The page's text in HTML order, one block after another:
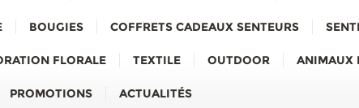
BOUGIES COFFRETS CADEAUX SENTEURS
FLORALE TEXTILE OUTDOOR ANIMAUX
PROMOTIONS ACTUALITÉS